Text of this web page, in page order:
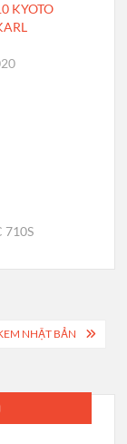
KYOTO
710S
NHẬT BẢN